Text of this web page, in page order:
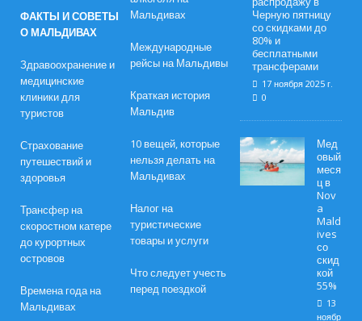
ФАКТЫ И СОВЕТЫ
О МАЛЬДИВАХ
Здравоохранение и
медицинские
клиники для
туристов
Страхование
путешествий и
здоровья
Трансфер на
скоростном катере
до курортных
островов
Времена года на
Мальдивах
Мальдивах
Международные
рейсы на Мальдивы
Краткая история
Мальдив
10 вещей, которые
нельзя делать на
Мальдивах
Налог на
туристические
товары и услуги
Что следует учесть
перед поездкой
Черную пятницу
со скидками до
80% и
бесплатными
трансферами
17 ноября 2025 г.
0
Мед
овый
меся
ц в
Nov
a
Mald
ives
со
скид
кой
55%
13
ноябр